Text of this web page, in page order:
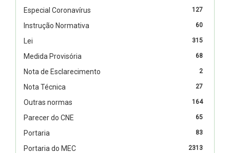
127
Especial Coronavírus
60
Instrução Normativa
315
Lei
68
Medida Provisória
2
Nota de Esclarecimento
27
Nota Técnica
164
Outras normas
65
Parecer do CNE
83
Portaria
2313
Portaria do MEC